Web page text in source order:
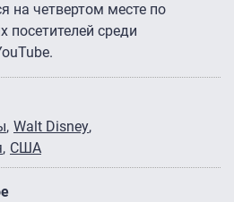
на четвертом месте по
посетителей среди
Walt Disney
США